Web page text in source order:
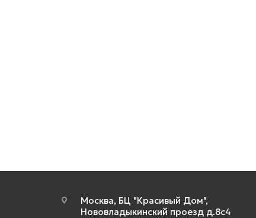
Москва, БЦ "Красивый Дом",
Нововладыкинский проезд д.8с4